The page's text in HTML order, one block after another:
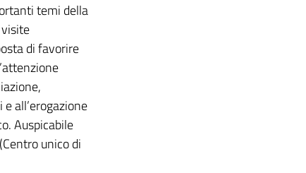
temi della
di favorire
all’erogazione
Auspicabile
unico di